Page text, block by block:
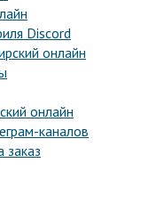
Discord
онлайн
онлайн
каналов
заказ